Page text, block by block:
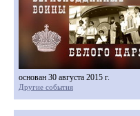
основан 30 августа 2015 г.
Другие события